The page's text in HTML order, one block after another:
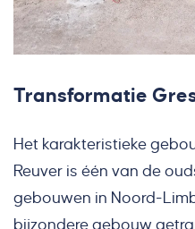
Transformatie
Het karakteristieke
Reuver is één van de
gebouwen in Noord-
bijzondere gebouw